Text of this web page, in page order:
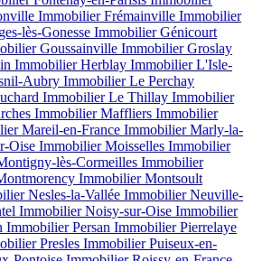
Immobilier Frémainville Immobilier
lès-Gonesse Immobilier Génicourt
Goussainville Immobilier Groslay
Immobilier Herblay Immobilier L'Isle-
Aubry Immobilier Le Perchay
Immobilier Le Thillay Immobilier
Immobilier Maffliers Immobilier
Mareil-en-France Immobilier Marly-la-
Oise Immobilier Moisselles Immobilier
lès-Cormeilles Immobilier
Immobilier Montsoult
Nesles-la-Vallée Immobilier Neuville-
Immobilier Noisy-sur-Oise Immobilier
Immobilier Persan Immobilier Pierrelaye
Presles Immobilier Puiseux-en-